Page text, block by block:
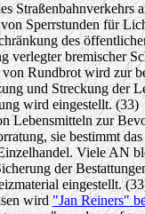
Straßenbahnverkehrs
Sperrstunden für
des
verlegter bremischer
Rundbrot wird zur
und Streckung der
wird eingestellt. (33)
Lebensmitteln zur
sie bestimmt
Viele AN
der
eingestellt.
wird"Jan Reiners"